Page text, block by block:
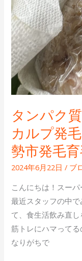
タンパク
カルプ発
勢市発毛
2024年6月22日/ ブ
こんにちは！スー
最近スタッフの中
て、食生活飲み直
筋トレにハマって
なりがちで
カ
ル
プ
発
毛
セ
ン
ー
伊
勢
店、
伊
勢
市
発
毛
育